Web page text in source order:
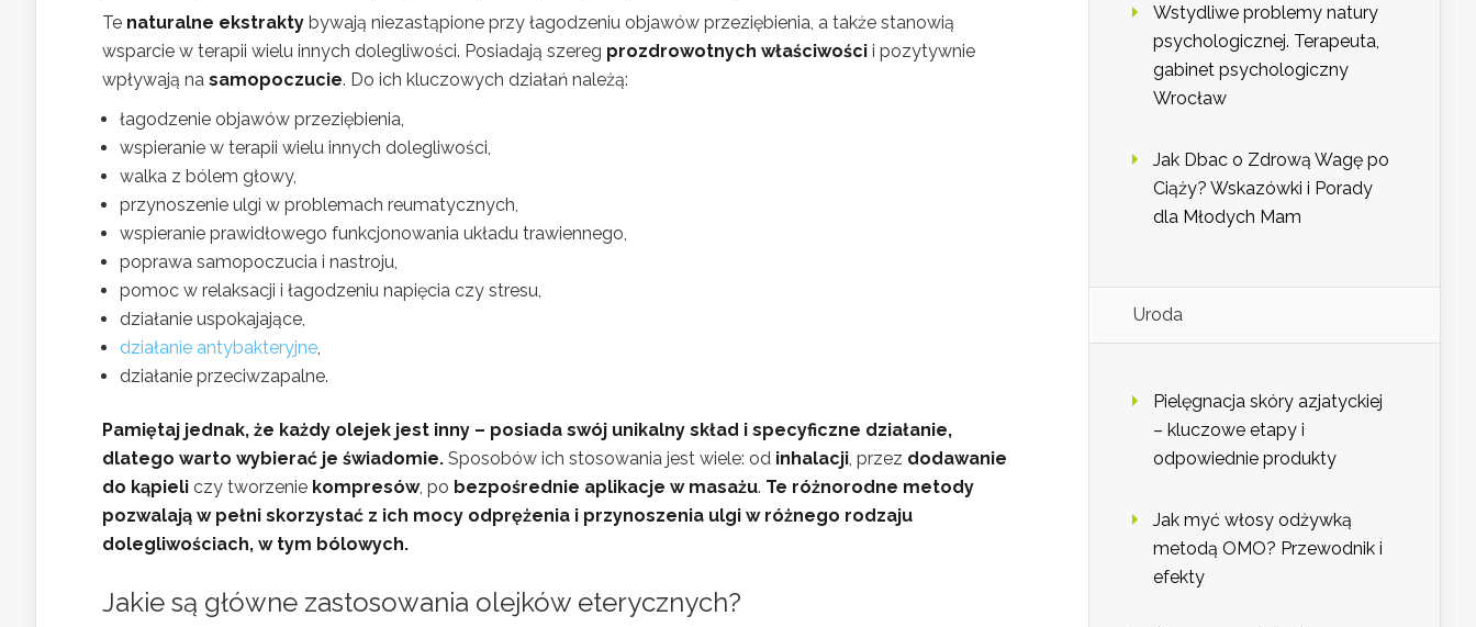
Te naturalne ekstrakty bywają niezastąpione przy łagodzeniu objawów przeziębienia, a także stanowią
wsparcie w terapii wielu innych dolegliwości. Posiadają szereg prozdrowotnych właściwości i pozytywnie
wpływają na samopoczucie. Do ich kluczowych działań należą:
łagodzenie objawów przeziębienia,
wspieranie w terapii wielu innych dolegliwości,
walka z bólem głowy,
przynoszenie ulgi w problemach reumatycznych,
wspieranie prawidłowego funkcjonowania układu trawiennego,
poprawa samopoczucia i nastroju,
pomoc w relaksacji i łagodzeniu napięcia czy stresu,
działanie uspokajające,
działanie antybakteryjne,
działanie przeciwzapalne.
Pamiętaj jednak, że każdy olejek jest inny – posiada swój unikalny skład i specyficzne działanie,
dlatego warto wybierać je świadomie. Sposobów ich stosowania jest wiele: od inhalacji, przez dodawanie
do kąpieli czy tworzenie kompresów, po bezpośrednie aplikacje w masażu. Te różnorodne metody
pozwalają w pełni skorzystać z ich mocy odprężenia i przynoszenia ulgi w różnego rodzaju
dolegliwościach, w tym bólowych.
Jakie są główne zastosowania olejków eterycznych?
Wstydliwe problemy natury
psychologicznej. Terapeuta,
gabinet psychologiczny
Wrocław
Jak Dbac o Zdrową Wagę po
Ciąży? Wskazówki i Porady
dla Młodych Mam
Uroda
Pielęgnacja skóry azjatyckiej
– kluczowe etapy i
odpowiednie produkty
Jak myć włosy odżywką
metodą OMO? Przewodnik i
efekty